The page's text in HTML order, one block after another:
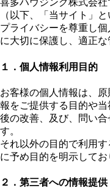
喜多ハウジング株式会
（以下、「当サイト」
プライバシーを尊重し
に大切に保護し、適正な
１．個人情報利用目的
お客様の個人情報は、
報をご提供する目的や
後の改善、及び、問い
す。
それ以外の目的で利用
に予め目的を明示してお
２．第三者への情報提供